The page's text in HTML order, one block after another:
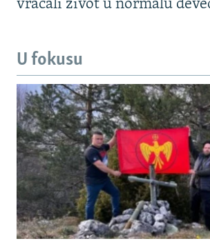
vraćali život u normalu
U fokusu